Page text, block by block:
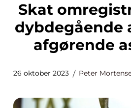
Skat omregistrering: En
dybdegående
afgørende
26 oktober 2023 Peter